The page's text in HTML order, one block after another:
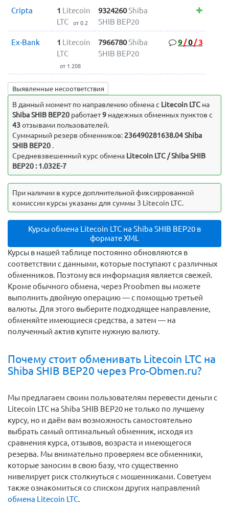
Cripta 1 Litecoin
LTC
от 0.2
9324260Shiba
SHIB BEP20
Ex-Bank 1 Litecoin
LTC
от 1.208
7966780Shiba
SHIB BEP20
9 /0/ 3
Выявленные несоответствия
В данный момент по направлению обмена c Litecoin LTCна
Shiba SHIB BEP20 работает9надежных обменных пунктов с
43отзывами пользователей.
Суммарный резерв обменников: 236490281638.04 Shiba
SHIB BEP20 .
Средневзвешенный курс обмена Litecoin LTC / Shiba SHIB
BEP20 : 1.032E-7
При наличии в курсе доплнительной фиксиррованной
комиссии курсы указаны для суммы 3 Litecoin LTC.
Курсы обмена Litecoin LTC на Shiba SHIB BEP20 в
формате XML
Курсы в нашей таблице постоянно обновляются в
соответствии с данными, которые поступают с различных
обменников. Поэтому вся информация является свежей.
Кроме обычного обмена, через Proobmen вы можете
выполнить двойную операцию — с помощью третьей
валюты. Для этого выберите подходящее направление,
обменяйте имеющиеся средства, а затем — на
полученный актив купите нужную валюту.
Почему стоит обменивать Litecoin LTC на
Shiba SHIB BEP20 через Pro-Obmen.ru?
Мы предлагаем своим пользователям перевести деньги c
Litecoin LTC на Shiba SHIB BEP20 не только по лучшему
курсу, но и даём вам возможность самостоятельно
выбрать самый оптимальный обменник, исходя из
сравнения курса, отзывов, возраста и имеющегося
резерва. Мы внимательно проверяем все обменники,
которые заносим в свою базу, что существенно
нивелирует риск столкнуться с мошенниками. Советуем
также ознакомиться со списком других направлений
обмена Litecoin LTC.